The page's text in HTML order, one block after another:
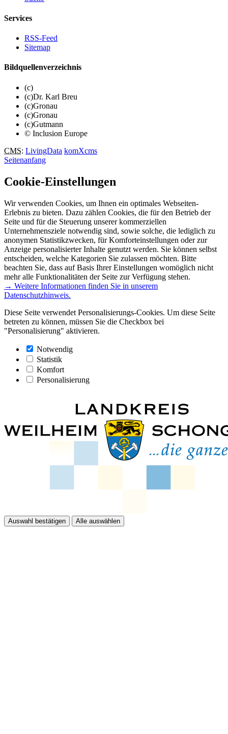
Services
RSS-Feed
Sitemap
Bildquellenverzeichnis
(c)
(c)Dr. Karl Breu
(c)Gronau
(c)Gronau
(c)Gutmann
© Inclusion Europe
CMS: LivingData komXcms
Seitenanfang
Cookie-Einstellungen
Wir verwenden Cookies, um Ihnen ein optimales Webseiten-
Erlebnis zu bieten. Dazu zählen Cookies, die für den Betrieb der
Seite und für die Steuerung unserer kommerziellen
Unternehmensziele notwendig sind, sowie solche, die lediglich zu
anonymen Statistikzwecken, für Komforteinstellungen oder zur
Anzeige personalisierter Inhalte genutzt werden. Sie können selbst
entscheiden, welche Kategorien Sie zulassen möchten. Bitte
beachten Sie, dass auf Basis Ihrer Einstellungen womöglich nicht
mehr alle Funktionalitäten der Seite zur Verfügung stehen.
→ Weitere Informationen finden Sie in unserem
Datenschutzhinweis.
Diese Seite verwendet Personalisierungs-Cookies. Um diese Seite
betreten zu können, müssen Sie die Checkbox bei
"Personalisierung" aktivieren.
Notwendig
Statistik
Komfort
Personalisierung
Auswahl bestätigen Alle auswählen